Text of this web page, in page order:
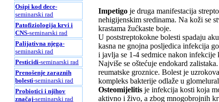
Osipi kod dece-
seminarski rad
Patofiziologija krvi i
CNS-seminarski rad
Palijativna njega-
seminarski rad
Pesticidi-seminarski rad
Prenošenje zaraznih
bolesti-seminarski rad
Probiotici i njihov
značaj-seminarski rad
Impetigo je druga manifestacija
nehigijenskim sredinama. Na koži se
krastama žućkaste boje.
U poststreptokokne bolesti spadaju
kasna ne gnojna posljedica infekcija
i javlja se 1-4 sedmice nakon
Najviše se oštećuje endokard
reumatske groznice. Bolest je
kompleks bakterije odlaže u
Osteomijelitis je infekcija kosti koja
aktivno i živo, a zbog mnogobrojnih